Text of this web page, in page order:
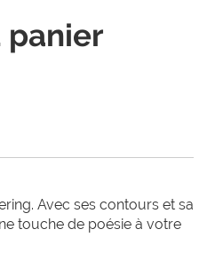
panier
Avec ses contours et sa
touche de poésie à votre